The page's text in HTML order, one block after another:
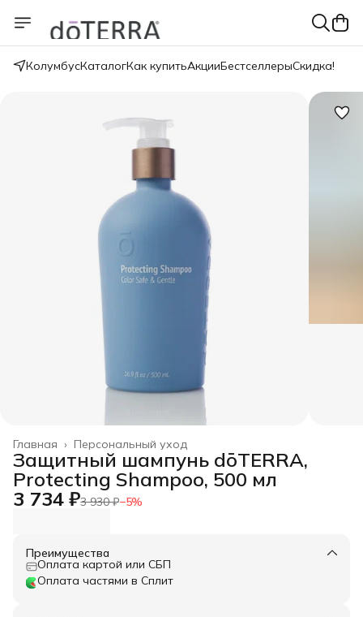
КолумбусКаталогКак купитьАкцииБестселлерыСкидка!
Персональный уход
Главная ›
Защитный шампунь dōTERRA,
Protecting Shampoo, 500 мл
3 734 ₽3 930 ₽−5%
Преимущества
Оплата картой или СБП
Оплата частями в Сплит